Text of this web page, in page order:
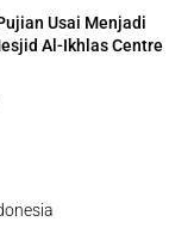
Usai Menjadi
Al-Ikhlas Centre